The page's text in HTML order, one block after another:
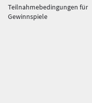
Teilnahmebedingungen für
Gewinnspiele